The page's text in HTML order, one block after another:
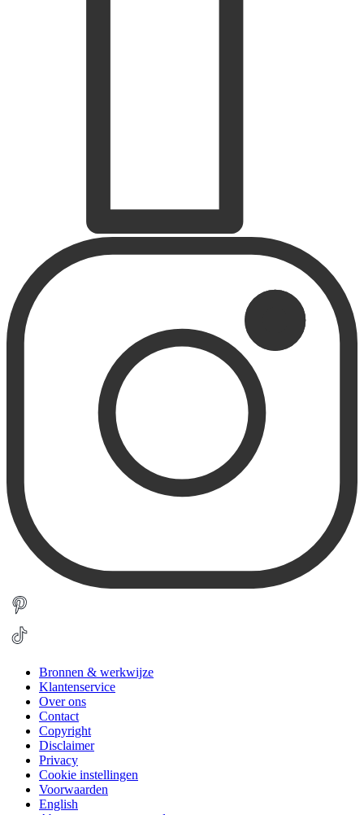
Bronnen & werkwijze
Klantenservice
Over ons
Contact
Copyright
Disclaimer
Privacy
Cookie instellingen
Voorwaarden
English